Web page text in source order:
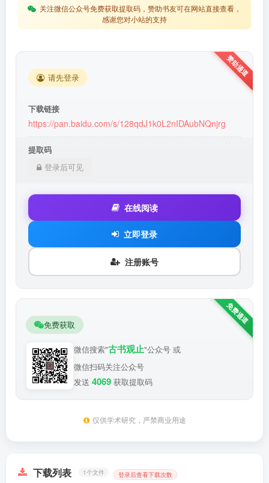
关注微信公众号免费获取提取码，赞助书友可在网站直接查看，
感谢您对小站的支持
请先登录
下载链接
https://pan.baidu.com/s/128qdJ1k0L2nIDAubNQnjrg
提取码
登录后可见
在线阅读
立即登录
注册账号
免费获取
微信搜索"古书观止"公众号 或
微信扫码关注公众号
发送 4069 获取提取码
仅供学术研究，严禁商业用途
下载列表 1个文件 登录后查看下载次数